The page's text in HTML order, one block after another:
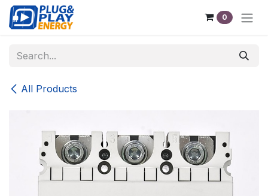
Skip to Content
0
All Products